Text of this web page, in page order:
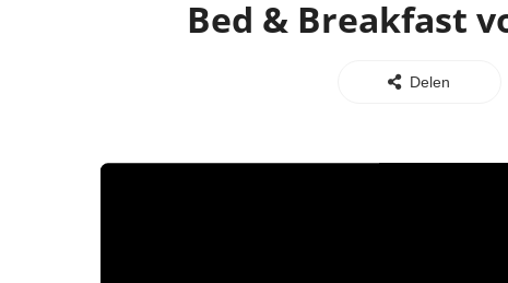
Bed & Breakfast
Delen